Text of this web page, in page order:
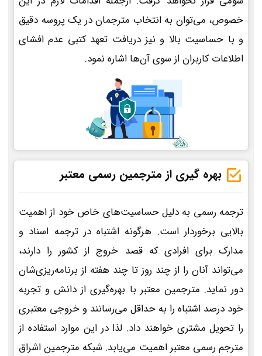
خصوص، می‌توان به انتخاب مترجمان در یک پروسه دقیق
و با حساسیت بالا و نیز دریافت تعهد کتبی عدم افشای
اطلاعات کاربران از سوی آن‌ها اشاره نمود.
بهره گیری از مترجمین رسمی معتبر
ترجمه رسمی به دلیل حساسیت‌های خاص خود از اهمیت
بالایی برخوردار است. هرگونه اشتباه در ترجمه اسناد و
مدارک برای افرادی که قصد خروج از کشور را دارند،
می‌تواند آنان را از چند روز تا چند هفته از برنامه‌ریزی‌شان
دور نماید. مترجمین معتبر با بهره‌گیری از دانش و تجربه
خود درصد اشتباه را به حداقل می‌رسانند و خروجی معتبری
را تحویل مشتری خواهند داد. لذا در این موارد استفاده از
مترجم رسمی معتبر اهمیت می‌یابد. شبکه مترجمین اشراق